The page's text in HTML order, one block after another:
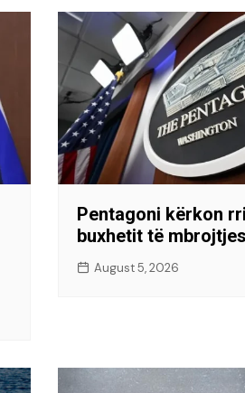
Pentagoni kërkon
buxhetit të mbrojtjes
August 5, 2026